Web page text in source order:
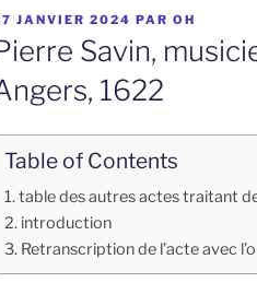
JANVIER 2024 PAR OH
Savin,
1622
Table of Contents
table des autres actes traitant
introduction
Retranscription de l’acte avec